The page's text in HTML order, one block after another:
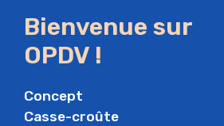
Bienvenue sur
OPDV !
Concept
Casse-croûte